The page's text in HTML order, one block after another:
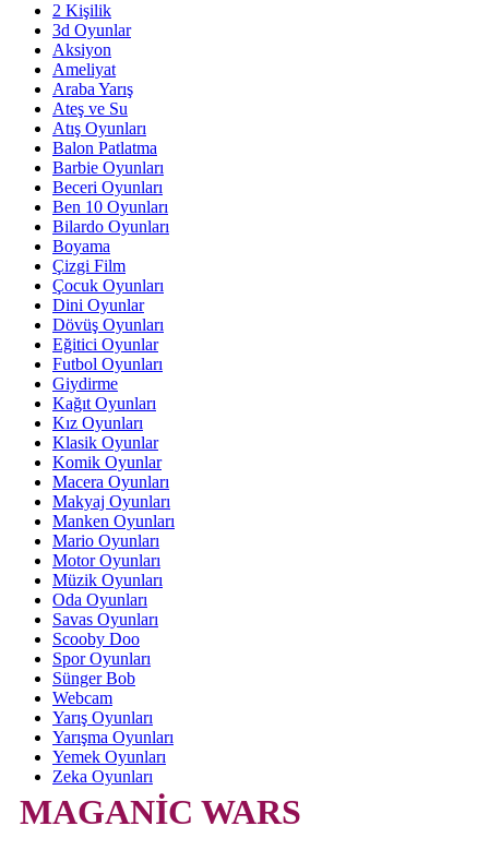
2 Kişilik
3d Oyunlar
Aksiyon
Ameliyat
Araba Yarış
Ateş ve Su
Atış Oyunları
Balon Patlatma
Barbie Oyunları
Beceri Oyunları
Ben 10 Oyunları
Bilardo Oyunları
Boyama
Çizgi Film
Çocuk Oyunları
Dini Oyunlar
Dövüş Oyunları
Eğitici Oyunlar
Futbol Oyunları
Giydirme
Kağıt Oyunları
Kız Oyunları
Klasik Oyunlar
Komik Oyunlar
Macera Oyunları
Makyaj Oyunları
Manken Oyunları
Mario Oyunları
Motor Oyunları
Müzik Oyunları
Oda Oyunları
Savas Oyunları
Scooby Doo
Spor Oyunları
Sünger Bob
Webcam
Yarış Oyunları
Yarışma Oyunları
Yemek Oyunları
Zeka Oyunları
MAGANİC WARS